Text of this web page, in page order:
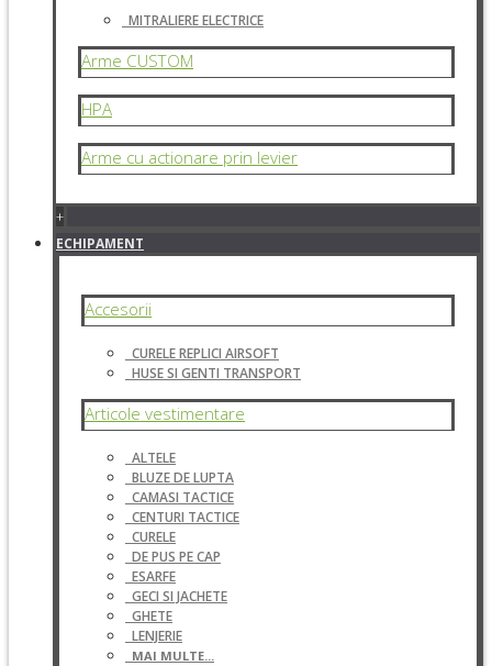
MITRALIERE ELECTRICE
Arme CUSTOM
HPA
Arme cu actionare prin levier
+
ECHIPAMENT
Accesorii
CURELE REPLICI AIRSOFT
HUSE SI GENTI TRANSPORT
Articole vestimentare
ALTELE
BLUZE DE LUPTA
CAMASI TACTICE
CENTURI TACTICE
CURELE
DE PUS PE CAP
ESARFE
GECI SI JACHETE
GHETE
LENJERIE
MAI MULTE...